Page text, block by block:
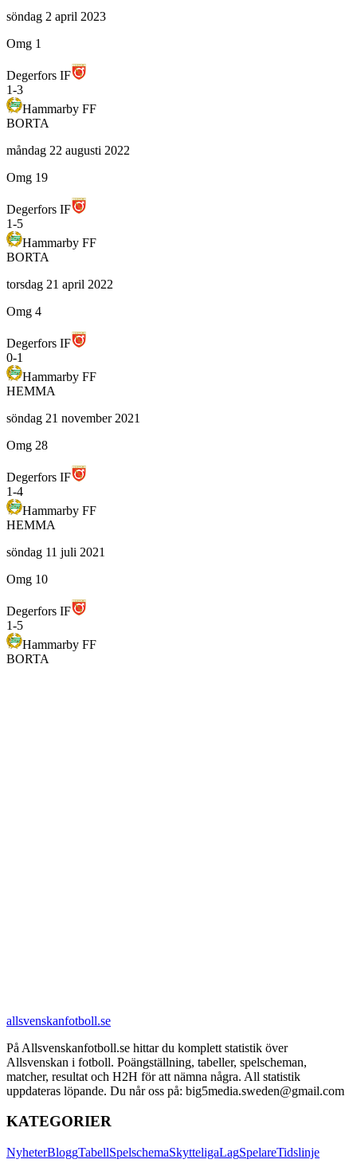
söndag 2 april 2023
Omg 1
Degerfors IF
1-3
Hammarby FF
BORTA
måndag 22 augusti 2022
Omg 19
Degerfors IF
1-5
Hammarby FF
BORTA
torsdag 21 april 2022
Omg 4
Degerfors IF
0-1
Hammarby FF
HEMMA
söndag 21 november 2021
Omg 28
Degerfors IF
1-4
Hammarby FF
HEMMA
söndag 11 juli 2021
Omg 10
Degerfors IF
1-5
Hammarby FF
BORTA
allsvenskanfotboll.se
På Allsvenskanfotboll.se hittar du komplett statistik över
Allsvenskan i fotboll. Poängställning, tabeller, spelscheman,
matcher, resultat och H2H för att nämna några. All statistik
uppdateras löpande. Du når oss på: big5media.sweden@gmail.com
KATEGORIER
NyheterBloggTabellSpelschemaSkytteligaLagSpelareTidslinje